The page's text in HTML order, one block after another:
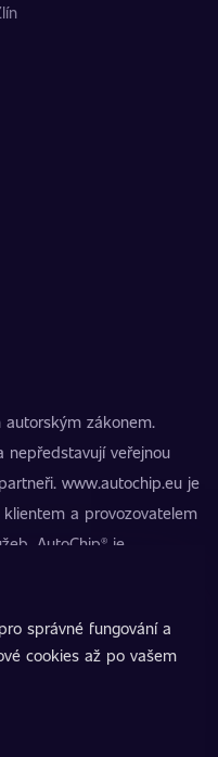
autorským zákonem.
nepředstavují veřejnou
www.autochip.eu je
a provozovatelem
AutoChip® je
Kučery. Úpravy, které
komunikacích.
provozovatel
správné fungování a
cookies až po vašem